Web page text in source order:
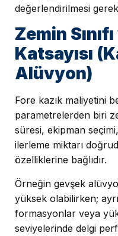
değerlendirilmesi
Zemin
Katsayısı
Alüvyon)
Fore kazık maliyetini
parametrelerden biri
süresi, ekipman
ilerleme miktarı
özelliklerine bağlıdır.
Örneğin gevşek
yüksek olabilirken;
formasyonlar veya
seviyelerinde delgi